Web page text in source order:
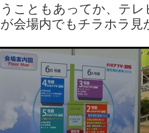
こともあってか、テ
会場内でもチラホラ見